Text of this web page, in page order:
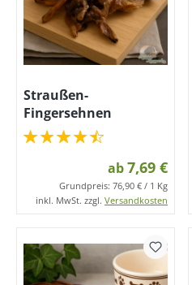
Straußen-
Fingersehnen
ab7,69 €
Grundpreis: 76,90 € / 1 Kg
inkl. MwSt. zzgl. Versandkosten